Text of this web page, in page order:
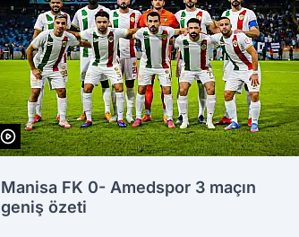
Manisa FK 0- Amedspor 3 maçın
geniş özeti